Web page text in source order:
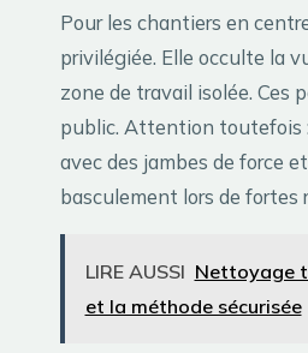
Pour les chantiers en
privilégiée. Elle occulte la
zone de travail isolée. Ces
public. Attention toutefois
avec des jambes de force
basculement lors de fortes
LIRE AUSSI Nettoyage
et la méthode sécurisée